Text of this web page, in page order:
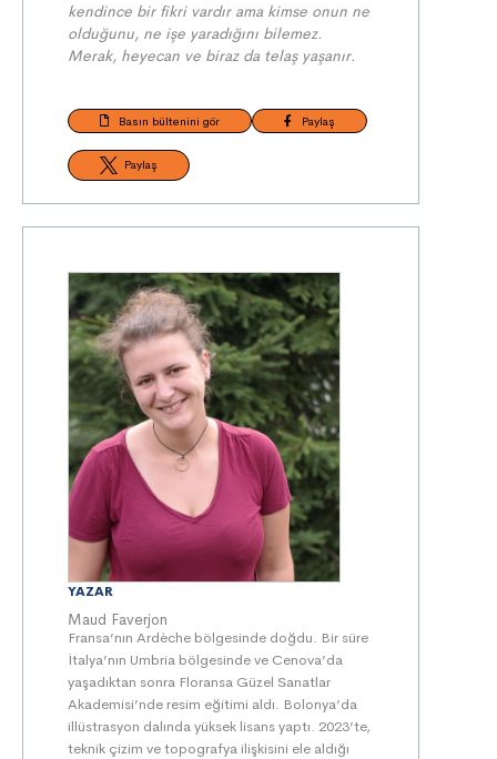
kendince bir fikri vardır ama kimse onun ne
olduğunu, ne işe yaradığını bilemez.
Merak, heyecan ve biraz da telaş yaşanır.
Basın bültenini gör Paylaş
Paylaş
YAZAR
Maud Faverjon
Fransa’nın Ardèche bölgesinde doğdu. Bir süre
İtalya’nın Umbria bölgesinde ve Cenova’da
yaşadıktan sonra Floransa Güzel Sanatlar
Akademisi’nde resim eğitimi aldı. Bolonya’da
illüstrasyon dalında yüksek lisans yaptı. 2023’te,
teknik çizim ve topografya ilişkisini ele aldığı